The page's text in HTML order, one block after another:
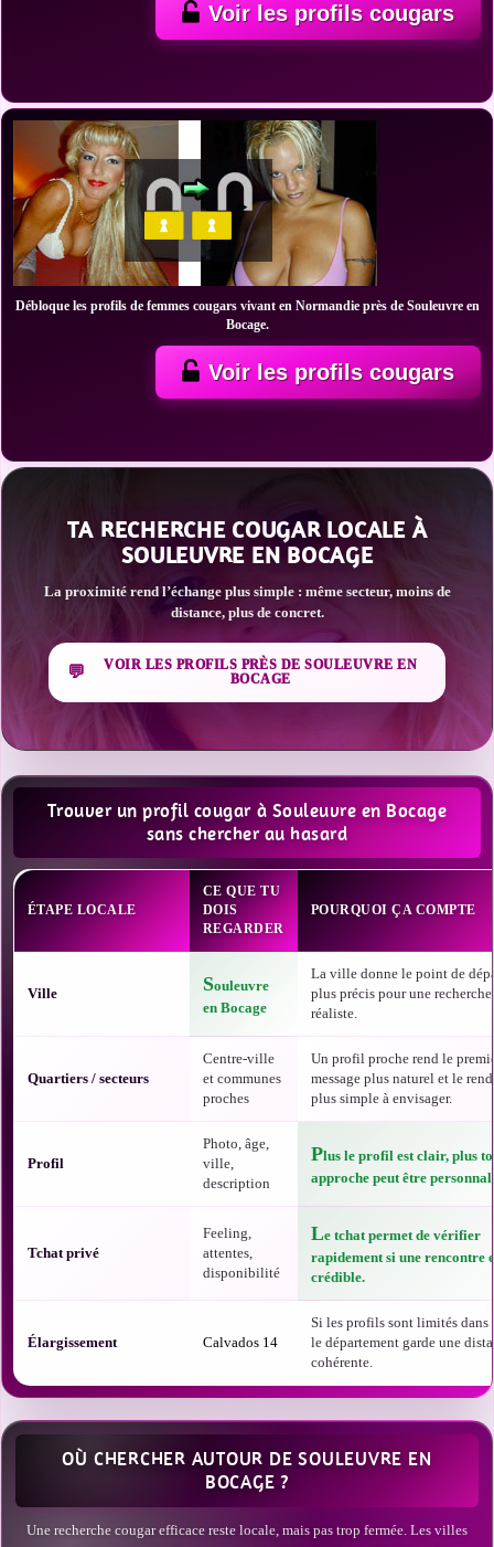
Voir les profils cougars
Débloque les profils de femmes cougars vivant en Normandie près de Souleuvre en
Bocage.
Voir les profils cougars
TA RECHERCHE COUGAR LOCALE À
SOULEUVRE EN BOCAGE
La proximité rend l’échange plus simple : même secteur, moins de
distance, plus de concret.
VOIR LES PROFILS PRÈS DE SOULEUVRE EN
BOCAGE
Trouver un profil cougar à Souleuvre en Bocage
sans chercher au hasard
ÉTAPE LOCALE
CE QUE TU
DOIS
REGARDER
POURQUOI ÇA COMPTE
Ville Souleuvre
en Bocage
La ville donne le point de
plus précis pour une
réaliste.
Quartiers / secteurs
Centre-ville
et communes
proches
Un profil proche rend le
message plus naturel et le
plus simple à envisager.
Profil
Photo, âge,
ville,
description
Plus le profil est clair, plus
approche peut être
Tchat privé
Feeling,
attentes,
disponibilité
Le tchat permet de vérifier
rapidement si une rencontre
crédible.
Élargissement Calvados 14
Si les profils sont limités dans
le département garde une
cohérente.
OÙ CHERCHER AUTOUR DE SOULEUVRE EN
BOCAGE ?
Une recherche cougar efficace reste locale, mais pas trop fermée. Les villes